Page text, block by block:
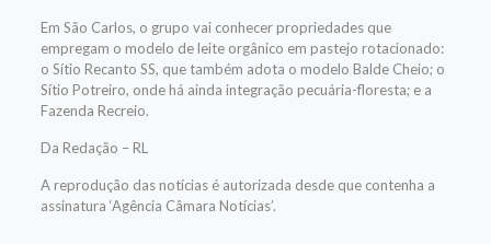
Em São Carlos, o grupo vai conhecer propriedades que
empregam o modelo de leite orgânico em pastejo rotacionado:
o Sítio Recanto SS, que também adota o modelo Balde Cheio; o
Sítio Potreiro, onde há ainda integração pecuária-floresta; e a
Fazenda Recreio.
Da Redação – RL
A reprodução das notícias é autorizada desde que contenha a
assinatura ‘Agência Câmara Notícias’.